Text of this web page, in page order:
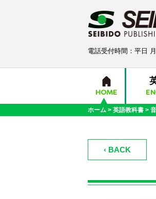
電話受付時間：平日
HOME
ホーム > 英語教科書 >
‹ BACK